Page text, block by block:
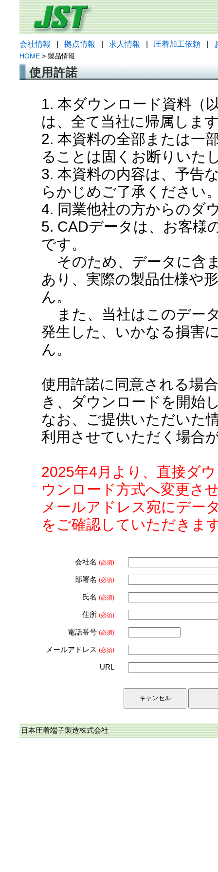
会社情報 拠点情報 求人情報 圧着加工依頼
HOME > 製品情報
使用許諾
1. 本ダウンロード資料（
は、全て当社に帰属しま
2. 本資料の全部または一
ることは固くお断りいた
3. 本資料の内容は、予告
らかじめご了承ください
4. 同業他社の方からのダ
5. CADデータは、お客様
です。
そのため、データに含
あり、実際の製品仕様や
ん。
また、当社はこのデー
発生した、いかなる損害
ん。
使用許諾に同意される場
き、ダウンロードを開始
なお、ご提供いただいた
利用させていただく場合
2025年4月より、直接ダ
ウンロード方式へ変更さ
メールアドレス宛にデー
をご確認していただきま
会社名 (必須)
部署名 (必須)
氏名 (必須)
住所 (必須)
電話番号 (必須)
メールアドレス (必須)
URL
日本圧着端子製造株式会社